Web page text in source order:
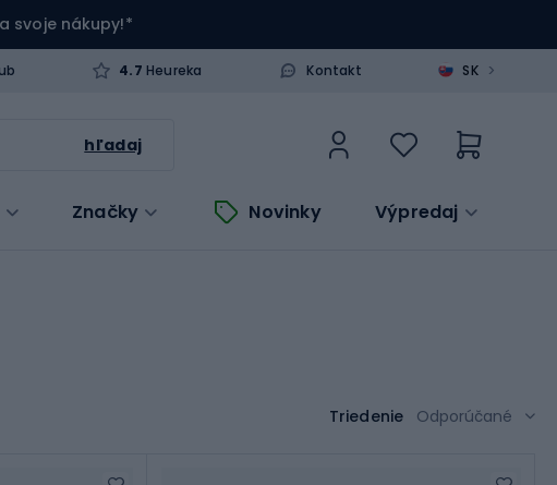
svoje nákupy!*
4.7 Heureka Kontakt SK >
hľadaj
Značky Novinky Výpredaj
Triedenie Odporúčané